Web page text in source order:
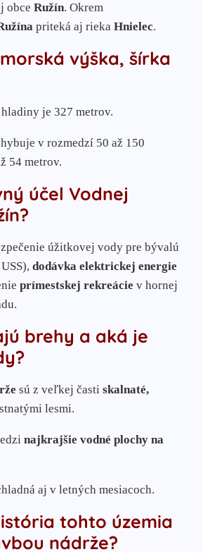
obce Ružín. Okrem
priteká aj rieka Hnielec.
výška, šírka
je 327 metrov.
v rozmedzí 50 až 150
54 metrov.
účel Vodnej
úžitkovej vody pre bývalú
dodávka elektrickej energie
prímestskej rekreácie v hornej
brehy a aká je
sú z veľkej časti skalnaté,
lesmi.
najkrajšie vodné plochy na
aj v letných mesiacoch.
tohto územia
nádrže?